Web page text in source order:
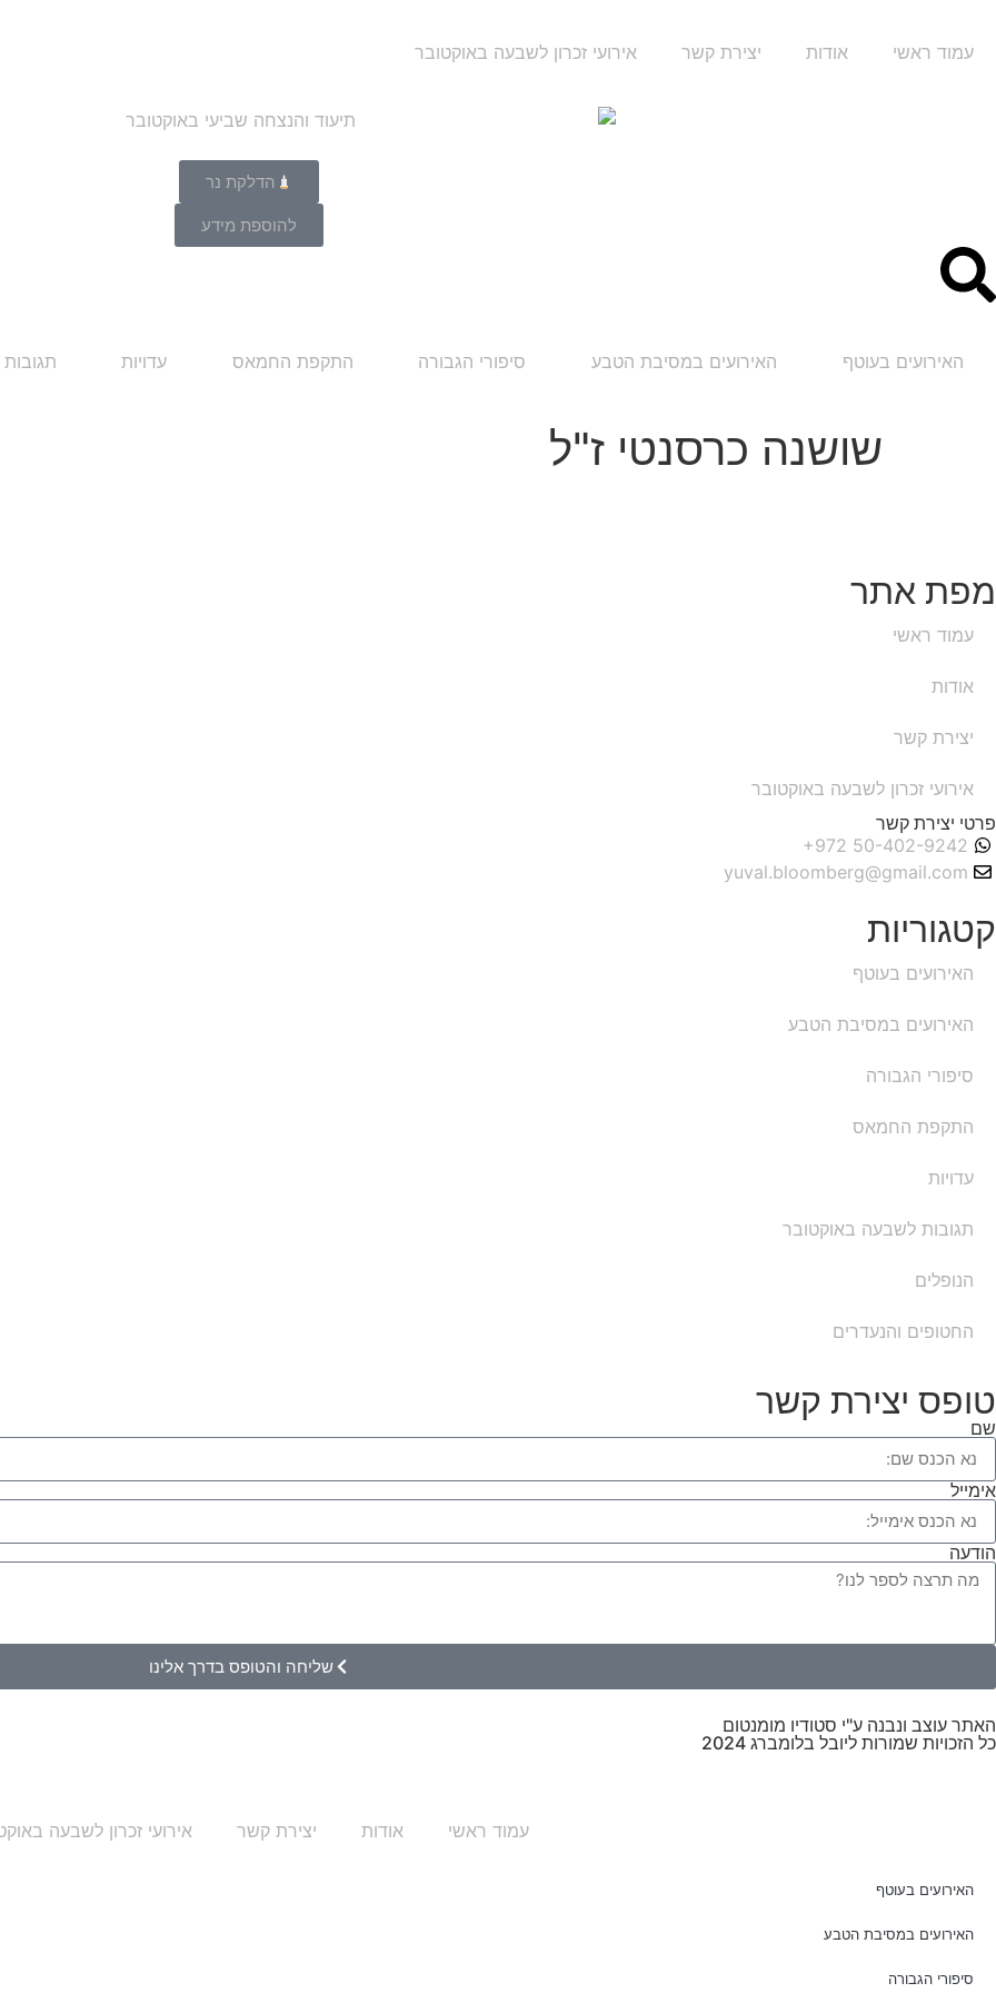
עמוד ראשי אודות יצירת קשר אירועי זכרון לשבעה באוקטובר
הדלקת נר
להוספת מידע
האירועים בעוטף האירועים במסיבת הטבע סיפורי הגבורה התקפת החמאס עדויות
שושנה כרסנטי ז"ל
מפת אתר
עמוד ראשי
אודות
יצירת קשר
אירועי זכרון לשבעה באוקטובר
פרטי יצירת קשר
yuval.bloomberg@gmail.com
קטגוריות
האירועים בעוטף
האירועים במסיבת הטבע
סיפורי הגבורה
התקפת החמאס
עדויות
תגובות לשבעה באוקטובר
הנופלים
החטופים והנעדרים
טופס יצירת קשר
שם
אימייל
הודעה
שליחה והטופס בדרך אלינו
האתר עוצב ונבנה ע"י סטודיו מומנטום
כל הזכויות שמורות ליובל בלומברג 2024
עמוד ראשי אודות יצירת קשר אירועי זכרון לשבעה
האירועים בעוטף
האירועים במסיבת הטבע
סיפורי הגבורה